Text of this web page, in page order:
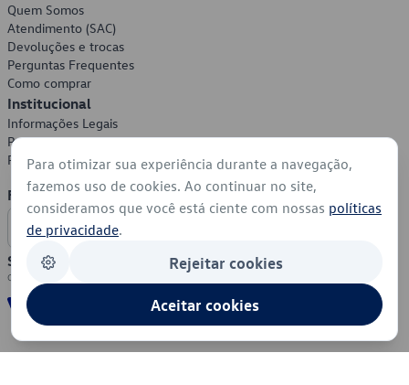
Quem Somos
Atendimento (SAC)
Devoluções e trocas
Perguntas Frequentes
Como comprar
Institucional
Informações Legais
Política de Privacidade
Política de Cookies
Formas de Pagamento
Segurança
Para otimizar sua experiência durante a navegação,
fazemos uso de cookies. Ao continuar no site,
consideramos que você está ciente com nossas políticas
de privacidade.
Rejeitar cookies
Aceitar cookies